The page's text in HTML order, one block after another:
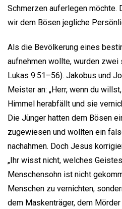
Schmerzen auferlegen möchte.
wir dem Bösen jegliche
Als die Bevölkerung eines
aufnehmen wollte, wurden
Lukas 9:51–56). Jakobus und
Meister an: „Herr, wenn du
Himmel herabfällt und sie
Die Jünger hatten dem Bösen
zugewiesen und wollten ein
nachahmen. Doch Jesus
„Ihr wisst nicht, welches
Menschensohn ist nicht
Menschen zu vernichten,
dem Maskenträger, dem